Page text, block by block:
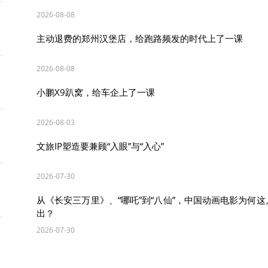
视剧普遍塑造“疯批反派强行洗白”或“完美主角开金手指”的
士》独辟蹊径地选择了最易被忽视的普通人视角。崔业在老
间反复横跳，有偏执自私的暗面，亦存善良柔软的底色。这
精准解剖，使作品超越了传统警匪剧的格局。
罪相结合，也是本剧的一大亮点。“棋”作为题眼，在剧中
一方面，“逢危须弃”“李代桃僵”等围棋思维被崔业融入犯
2026-08-08
主动退费的郑州汉堡店，给跑路频发的时代上了一课
2026-08-08
小鹏X9趴窝，给车企上了一课
2026-08-03
文旅IP塑造要兼顾“入眼”与“入心”
2026-07-30
从《长安三万里》、“哪吒”到“八仙”，中国动画电影为何
出？
2026-07-30